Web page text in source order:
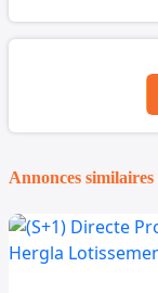
Annonces similaires